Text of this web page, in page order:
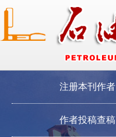
注册本刊作者
作者投稿查稿